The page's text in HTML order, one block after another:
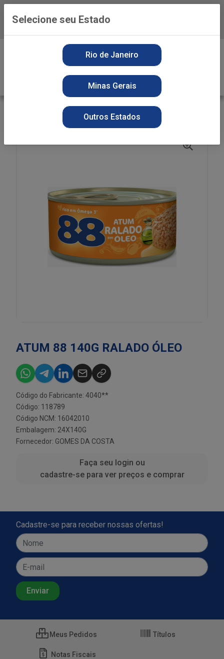
Baixe já o APP da Playvender
ATUM 88 140G RALADO ÓLEO
ATUM 88 140G RALADO ÓLEO
Código do Fabricante: 4040**
Código: 118789
Código NCM: 16042010
Embalagem: 24X140G
Fornecedor: GOMES DA COSTA
Faça seu login ou
cadastre-se para ver preços e comprar
Cadastre-se para receber nossas ofertas!
Meus Pedidos Títulos
Notas Fiscais
Selecione seu Estado
Rio de Janeiro
Minas Gerais
Outros Estados